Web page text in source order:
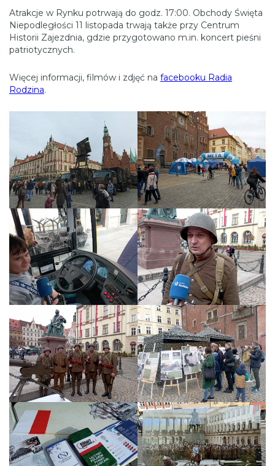
Atrakcje w Rynku potrwają do godz. 17:00. Obchody Święta
Niepodległości 11 listopada trwają także przy Centrum
Historii Zajezdnia, gdzie przygotowano m.in. koncert pieśni
patriotycznych.
Więcej informacji, filmów i zdjęć na facebooku Radia
Rodzina.